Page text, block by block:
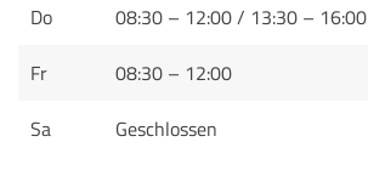
Do
08:30 – 12:00 / 13:30 – 16:00
Fr
08:30 – 12:00
Sa
Geschlossen